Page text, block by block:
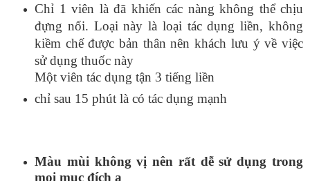
Chỉ 1 viên là đã khiến các nàng không thể chịu
đựng nổi. Loại này là loại tác dụng liền, không
kiềm chế được bản thân nên khách lưu ý về việc
sử dụng thuốc này
Một viên tác dụng tận 3 tiếng liền
chỉ sau 15 phút là có tác dụng mạnh
Màu mùi không vị nên rất dễ sử dụng trong
mọi mục đích ạ